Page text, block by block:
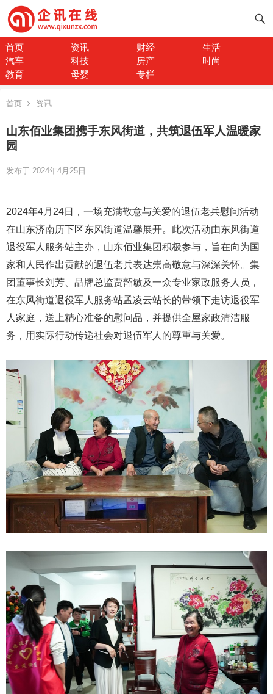
首页 资讯 财经
生活
汽车
科技 房产
时尚
教育
母婴 专栏
首页 资讯
山东佰业集团携手东风街道，共筑退伍军人温暖家
园
发布于 2024年4月25日
2024年4月24日，一场充满敬意与关爱的退伍老兵慰问活动
在山东济南历下区东风街道温馨展开。此次活动由东风街道
退役军人服务站主办，山东佰业集团积极参与，旨在向为国
家和人民作出贡献的退伍老兵表达崇高敬意与深深关怀。集
团董事长刘芳、品牌总监贾韶敏及一众专业家政服务人员，
在东风街道退役军人服务站孟凌云站长的带领下走访退役军
人家庭，送上精心准备的慰问品，并提供全屋家政清洁服
务，用实际行动传递社会对退伍军人的尊重与关爱。